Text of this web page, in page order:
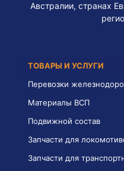
Австралии, странах
ТОВАРЫ И УСЛУГИ
Перевозки
Материалы ВСП
Подвижной состав
Запчасти для
Запчасти для